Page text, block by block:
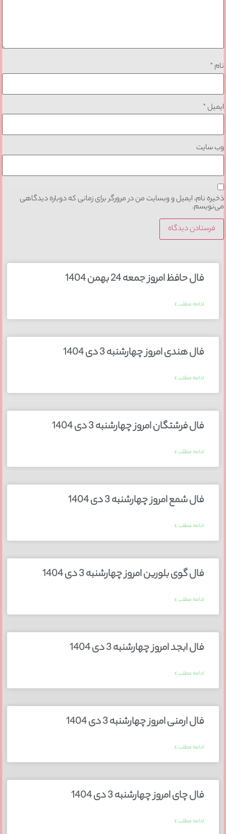
نام *
ایمیل*
وب‌ سایت
ذخیره نام، ایمیل و وبسایت من در مرورگر برای زمانی که دوباره دیدگاهی
می‌نویسم.
فال حافظ امروز جمعه 24 بهمن 1404
ادامه مطلب »
فال هندی امروز چهارشنبه 3 دی 1404
ادامه مطلب »
فال فرشتگان امروز چهارشنبه 3 دی 1404
ادامه مطلب »
فال شمع امروز چهارشنبه 3 دی 1404
ادامه مطلب »
فال گوی بلورین امروز چهارشنبه 3 دی 1404
ادامه مطلب »
فال ابجد امروز چهارشنبه 3 دی 1404
ادامه مطلب »
فال ارمنی امروز چهارشنبه 3 دی 1404
ادامه مطلب »
فال چای امروز چهارشنبه 3 دی 1404
ادامه مطلب »